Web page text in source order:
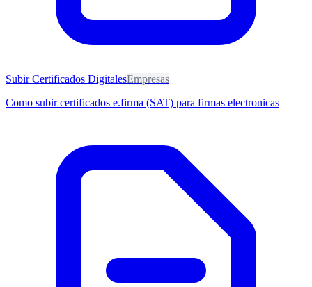
Subir Certificados DigitalesEmpresas
Como subir certificados e.firma (SAT) para firmas electronicas